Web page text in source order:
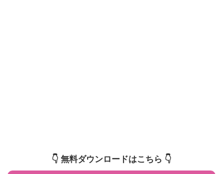
👇️ 無料ダウンロードはこちら 👇️